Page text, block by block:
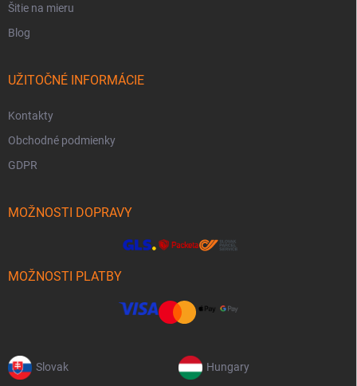
Šitie na mieru
Blog
UŽITOČNÉ INFORMÁCIE
Kontakty
Obchodné podmienky
GDPR
MOŽNOSTI DOPRAVY
MOŽNOSTI PLATBY
Slovak Hungary